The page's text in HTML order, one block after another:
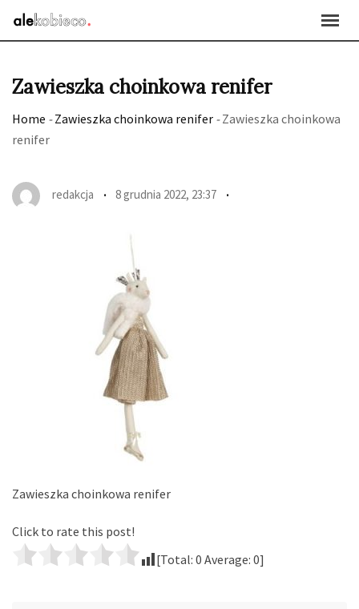
Zawieszka choinkowa renifer
Home -Zawieszka choinkowa renifer -Zawieszka choinkowa
renifer
redakcja 8 grudnia 2022, 23:37
Zawieszka choinkowa renifer
Click to rate this post!
[Total: 0 Average: 0]